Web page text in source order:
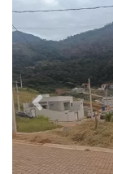
Previous